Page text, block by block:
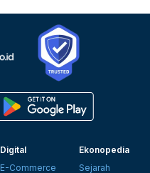
Digital
E-Commerce
Ekonopedia
Sejarah